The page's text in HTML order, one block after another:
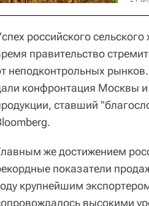
российского
правительство
неподконтрольных
конфронтация Москвы и
ставший
же достижением
показатели
крупнейшим
высокими